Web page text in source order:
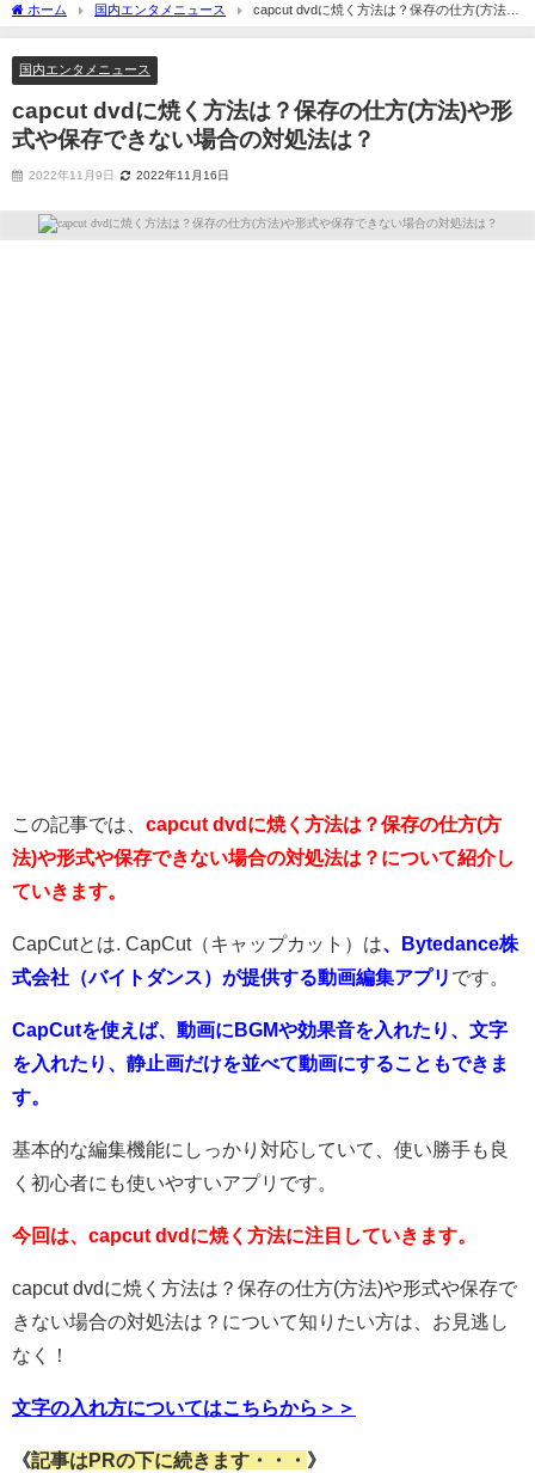
ホーム 国内エンタメニュース
capcut dvdに焼く方法は？保存の仕方(方法)
や形式や保存できない場合の対処法は？
国内エンタメニュース
capcut dvdに焼く方法は？保存の仕方(方法)や形
式や保存できない場合の対処法は？
2022年11月9日 2022年11月16日
この記事では、 capcut dvdに焼く方法は？保存の仕方(方
法)や形式や保存できない場合の対処法は？について紹介し
ていきます。
CapCutとは. CapCut（キャップカット）は、Bytedance株
式会社（バイトダンス）が提供する動画編集アプリ です。
CapCutを使えば、動画にBGMや効果音を入れたり、文字
を入れたり、静止画だけを並べて動画にすることもできま
す。
基本的な編集機能にしっかり対応していて、使い勝手も良
く初心者にも使いやすいアプリです。
今回は、capcut dvdに焼く方法に注目していきます。
capcut dvdに焼く方法は？保存の仕方(方法)や形式や保存で
きない場合の対処法は？について知りたい方は、お見逃し
なく！
文字の入れ方についてはこちらから＞＞
《記事はPRの下に続きます・・・ 》